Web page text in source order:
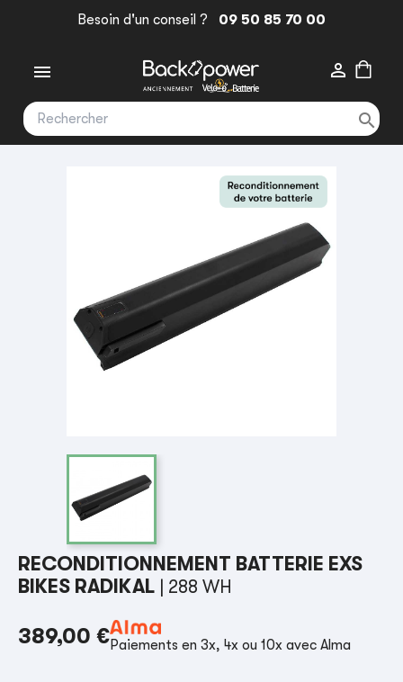
Besoin d'un conseil ? 09 50 85 70 00
 

RECONDITIONNEMENT BATTERIE EXS
BIKES RADIKAL
| 288 WH
389,00 €Paiements en 3x, 4x ou 10x avec Alma